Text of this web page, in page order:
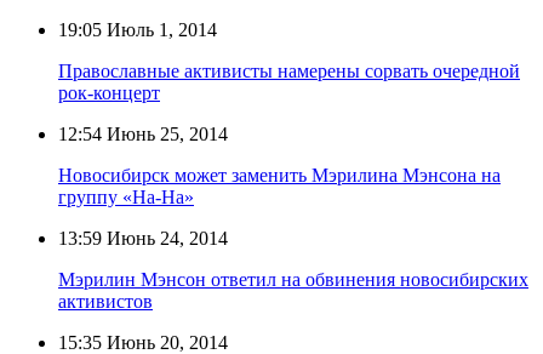
19:05 Июль 1, 2014
Православные активисты намерены сорвать очередной
рок-концерт
12:54 Июнь 25, 2014
Новосибирск может заменить Мэрилина Мэнсона на
группу «На-На»
13:59 Июнь 24, 2014
Мэрилин Мэнсон ответил на обвинения новосибирских
активистов
15:35 Июнь 20, 2014